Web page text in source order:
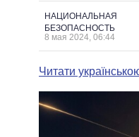
ГЛАВЫ
МЭРЫ
ВСЕ ПЕРСОНЫ
НАЦИОНАЛЬНАЯ
БЕЗОПАСНОСТЬ
8 мая 2024, 06:44
Читати